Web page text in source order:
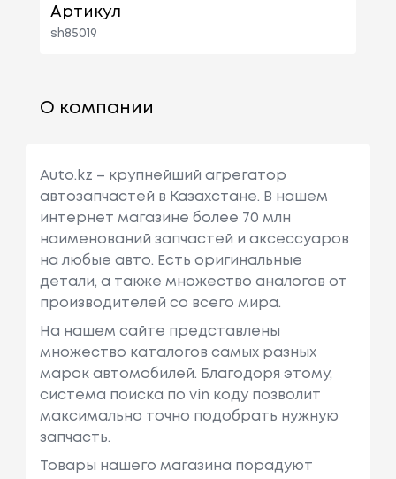
Артикул
sh85019
О компании
Auto.kz – крупнейший агрегатор
автозапчастей в Казахстане. В нашем
интернет магазине более 70 млн
наименований запчастей и аксессуаров
на любые авто. Есть оригинальные
детали, а также множество аналогов от
производителей со всего мира.
На нашем сайте представлены
множество каталогов самых разных
марок автомобилей. Благодоря этому,
система поиска по vin коду позволит
максимально точно подобрать нужную
запчасть.
Товары нашего магазина порадуют